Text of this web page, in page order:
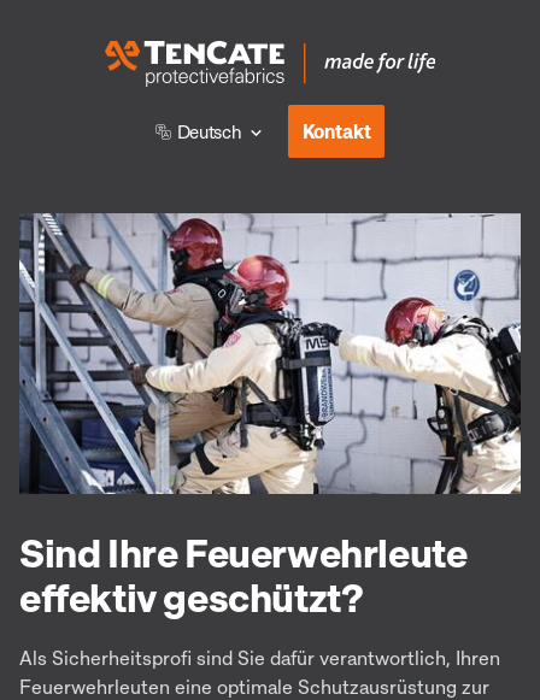
Deutsch Kontakt
Sind Ihre Feuerwehrleute
effektiv geschützt?
Als Sicherheitsprofi sind Sie dafür verantwortlich, Ihren
Feuerwehrleuten eine optimale Schutzausrüstung zur